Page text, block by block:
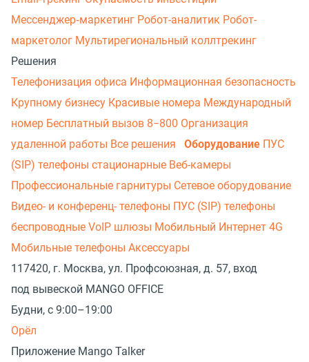
Мессенджер‑маркетинг Робот-аналитик Робот-
маркетолог Мультирегиональный коллтрекинг
Решения
Телефонизация офиса Информационная безопасность
Крупному бизнесу Красивые номера Международный
номер Бесплатный вызов 8−800 Организация
удаленной работы Все решения Оборудование ПУС
(SIP) телефоны стационарные Веб-камеры
Профессиональные гарнитуры Сетевое оборудование
Видео- и конференц- телефоны ПУС (SIP) телефоны
беспроводные VoIP шлюзы Мобильный Интернет 4G
Мобильные телефоны Аксессуары
117420, г. Москва, ул. Профсоюзная, д. 57, вход
под вывеской MANGO OFFICE
Будни, с 9:00–19:00
Орёл
Приложение Mango Talker